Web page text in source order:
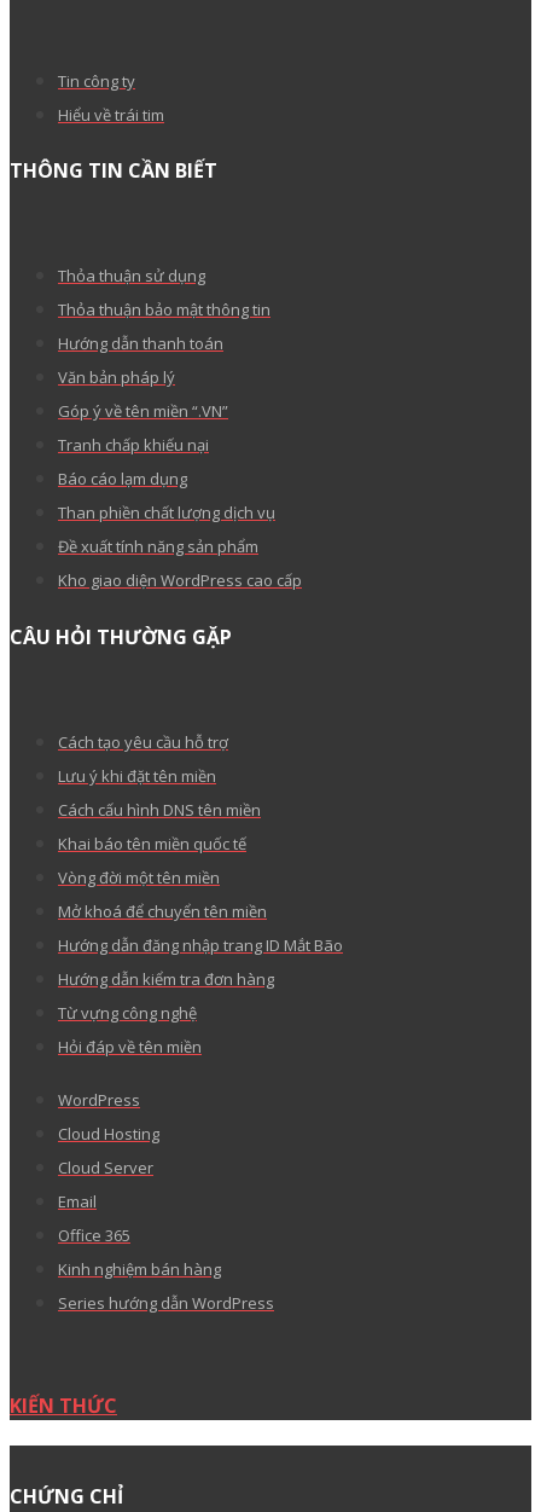
Tin công ty
Hiểu về trái tim
THÔNG TIN CẦN BIẾT
Thỏa thuận sử dụng
Thỏa thuận bảo mật thông tin
Hướng dẫn thanh toán
Văn bản pháp lý
Góp ý về tên miền “.VN”
Tranh chấp khiếu nại
Báo cáo lạm dụng
Than phiền chất lượng dịch vụ
Đề xuất tính năng sản phẩm
Kho giao diện WordPress cao cấp
CÂU HỎI THƯỜNG GẶP
Cách tạo yêu cầu hỗ trợ
Lưu ý khi đặt tên miền
Cách cấu hình DNS tên miền
Khai báo tên miền quốc tế
Vòng đời một tên miền
Mở khoá để chuyển tên miền
Hướng dẫn đăng nhập trang ID Mắt Bão
Hướng dẫn kiểm tra đơn hàng
Từ vựng công nghệ
Hỏi đáp về tên miền
WordPress
Cloud Hosting
Cloud Server
Email
Office 365
Kinh nghiệm bán hàng
Series hướng dẫn WordPress
KIẾN THỨC
CHỨNG CHỈ